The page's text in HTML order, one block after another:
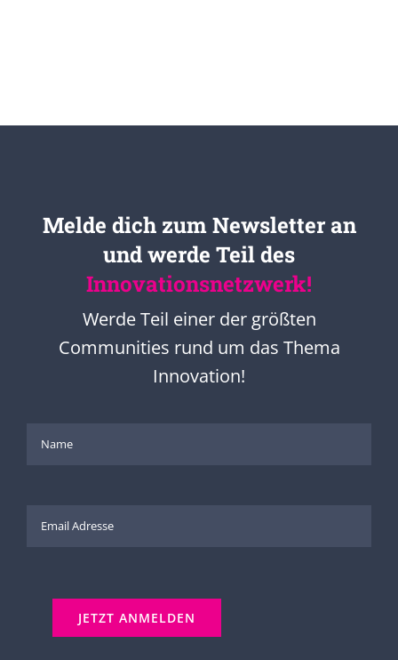
Melde dich zum Newsletter an
und werde Teil des
Innovationsnetzwerk!
Werde Teil einer der größten
Communities rund um das Thema
Innovation!